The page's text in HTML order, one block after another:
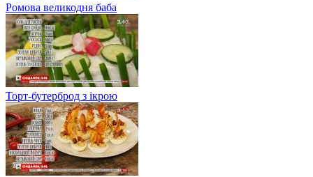
Ромова великодня баба
Торт-бутерброд з ікрою